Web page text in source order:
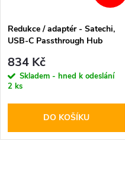
Redukce / adaptér - Satechi,
USB-C Passthrough Hub
834 Kč
Skladem - hned k odeslání
2 ks
DO KOŠÍKU